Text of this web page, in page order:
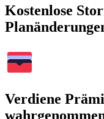
Kostenlose
Verdiene